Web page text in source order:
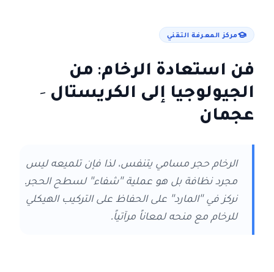
مركز المعرفة التقني
فن استعادة الرخام: من
الجيولوجيا إلى الكريستال -
عجمان
الرخام حجر مسامي يتنفس، لذا فإن تلميعه ليس
مجرد نظافة بل هو عملية "شفاء" لسطح الحجر.
نركز في "المارد" على الحفاظ على التركيب الهيكلي
للرخام مع منحه لمعاناً مرآتياً.